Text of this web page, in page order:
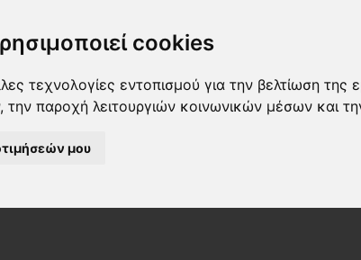
cookies
τεχνολογίες εντοπισμού για την βελτίωση της
την παροχή λειτουργιών κοινωνικών μέσων και
μου